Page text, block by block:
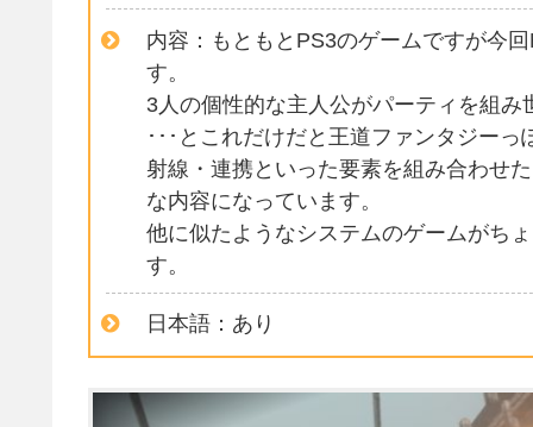
内容：もともとPS3のゲームですが今
す。
3人の個性的な主人公がパーティを組み
･･･とこれだけだと王道ファンタジー
射線・連携といった要素を組み合わせ
な内容になっています。
他に似たようなシステムのゲームがち
す。
日本語：あり